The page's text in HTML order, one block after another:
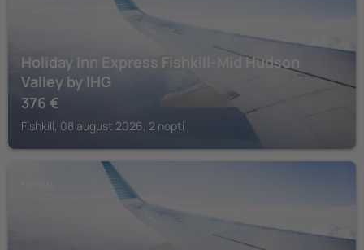
Holiday Inn Express Fishkill-Mid Hudson
Valley by IHG
376 €
Fishkill, 08 august 2026, 2 nopți